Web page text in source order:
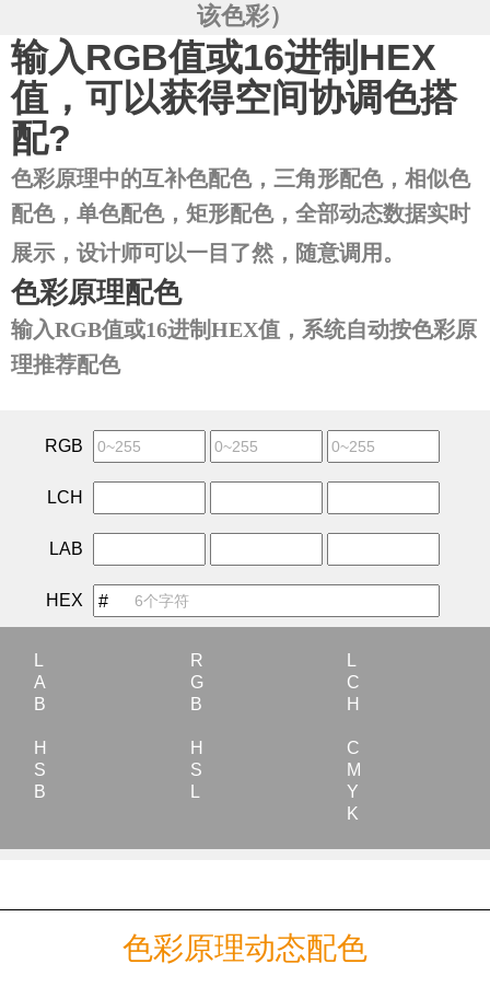
该色彩）
输入RGB值或16进制HEX
值，可以获得空间协调色搭
配?
色彩原理中的互补色配色，三角形配色，相似色
配色，单色配色，矩形配色，全部动态数据实时
展示，设计师可以一目了然，随意调用。
色彩原理配色
输入RGB值或16进制HEX值，系统自动按色彩原
理推荐配色
RGB
LCH
LAB
HEX #
A
B
H
S
B
R
G
B
H
S
C
H
C
M
Y
K
色彩原理动态配色